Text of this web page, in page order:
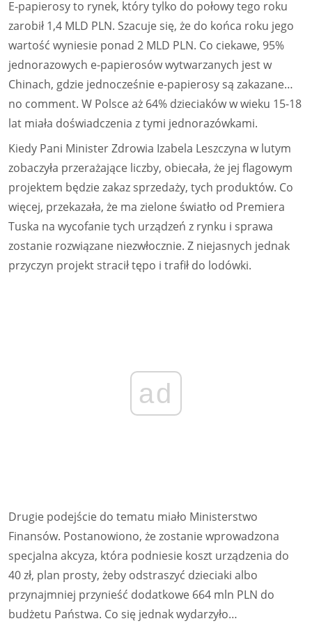
E-papierosy to rynek, który tylko do połowy tego roku
zarobił 1,4 MLD PLN. Szacuje się, że do końca roku jego
wartość wyniesie ponad 2 MLD PLN. Co ciekawe, 95%
jednorazowych e-papierosów wytwarzanych jest w
Chinach, gdzie jednocześnie e-papierosy są zakazane…
no comment. W Polsce aż 64% dzieciaków w wieku 15-18
lat miała doświadczenia z tymi jednorazówkami.
Kiedy Pani Minister Zdrowia Izabela Leszczyna w lutym
zobaczyła przerażające liczby, obiecała, że jej flagowym
projektem będzie zakaz sprzedaży, tych produktów. Co
więcej, przekazała, że ma zielone światło od Premiera
Tuska na wycofanie tych urządzeń z rynku i sprawa
zostanie rozwiązane niezwłocznie. Z niejasnych jednak
przyczyn projekt stracił tępo i trafił do lodówki.
ad
Drugie podejście do tematu miało Ministerstwo
Finansów. Postanowiono, że zostanie wprowadzona
specjalna akcyza, która podniesie koszt urządzenia do
40 zł, plan prosty, żeby odstraszyć dzieciaki albo
przynajmniej przynieść dodatkowe 664 mln PLN do
budżetu Państwa. Co się jednak wydarzyło…